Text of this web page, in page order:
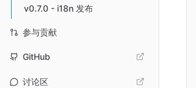
v0.7.0 - i18n 发布
参与贡献
GitHub
讨论区